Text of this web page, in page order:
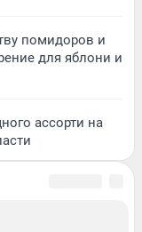
помидоров и
для яблони и
ассорти на